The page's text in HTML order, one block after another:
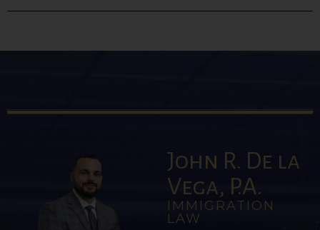
John R. De la
Vega, P.A.
IMMIGRATION
LAW